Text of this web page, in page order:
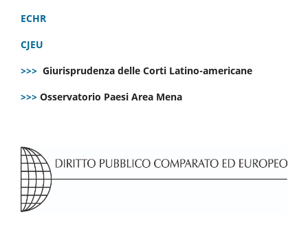
ECHR
CJEU
>>> Giurisprudenza delle Corti Latino-americane
>>> Osservatorio Paesi Area Mena